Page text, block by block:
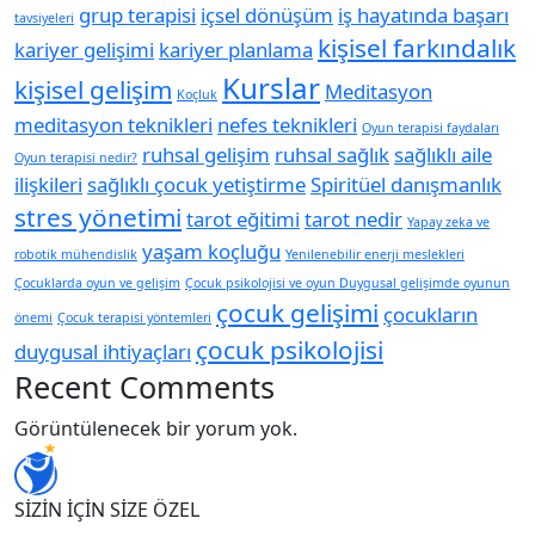
tavsiyeleri grup terapisi içsel dönüşüm iş hayatında başarı
kariyer gelişimi kariyer planlama kişisel farkındalık
kişisel gelişim Koçluk Kurslar Meditasyon
meditasyon teknikleri nefes teknikleri Oyun terapisi faydaları
Oyun terapisi nedir? ruhsal gelişim ruhsal sağlıksağlıklı aile
ilişkileri sağlıklı çocuk yetiştirmeSpiritüel danışmanlık
stres yönetimi tarot eğitimi tarot nedir Yapay zeka ve
robotik mühendislik yaşam koçluğu Yenilenebilir enerji meslekleri
Çocuklarda oyun ve gelişim Çocuk psikolojisi ve oyun Duygusal gelişimde oyunun
önemi Çocuk terapisi yöntemleri çocuk gelişimi çocukların
duygusal ihtiyaçları çocuk psikolojisi
Recent Comments
Görüntülenecek bir yorum yok.
SİZİN İÇİN SİZE ÖZEL